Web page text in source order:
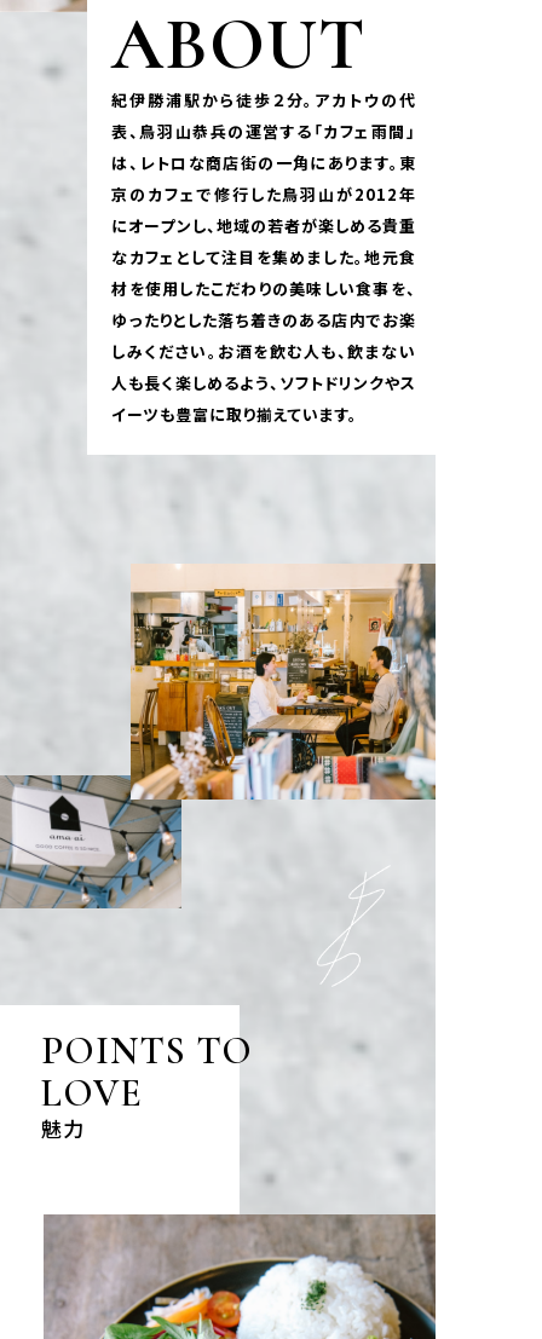
ABOUT
紀伊勝浦駅から徒歩２分。アカトウの代
表、鳥羽山恭兵の運営する「カフェ雨間」
は、レトロな商店街の一角にあります。東
京のカフェで修行した鳥羽山が2012年
にオープンし、地域の若者が楽しめる貴重
なカフェとして注目を集めました。地元食
材を使用したこだわりの美味しい食事を、
ゆったりとした落ち着きのある店内でお楽
しみください。お酒を飲む人も、飲まない
人も長く楽しめるよう、ソフトドリンクやス
イーツも豊富に取り揃えています。
POINTS TO
LOVE
魅力